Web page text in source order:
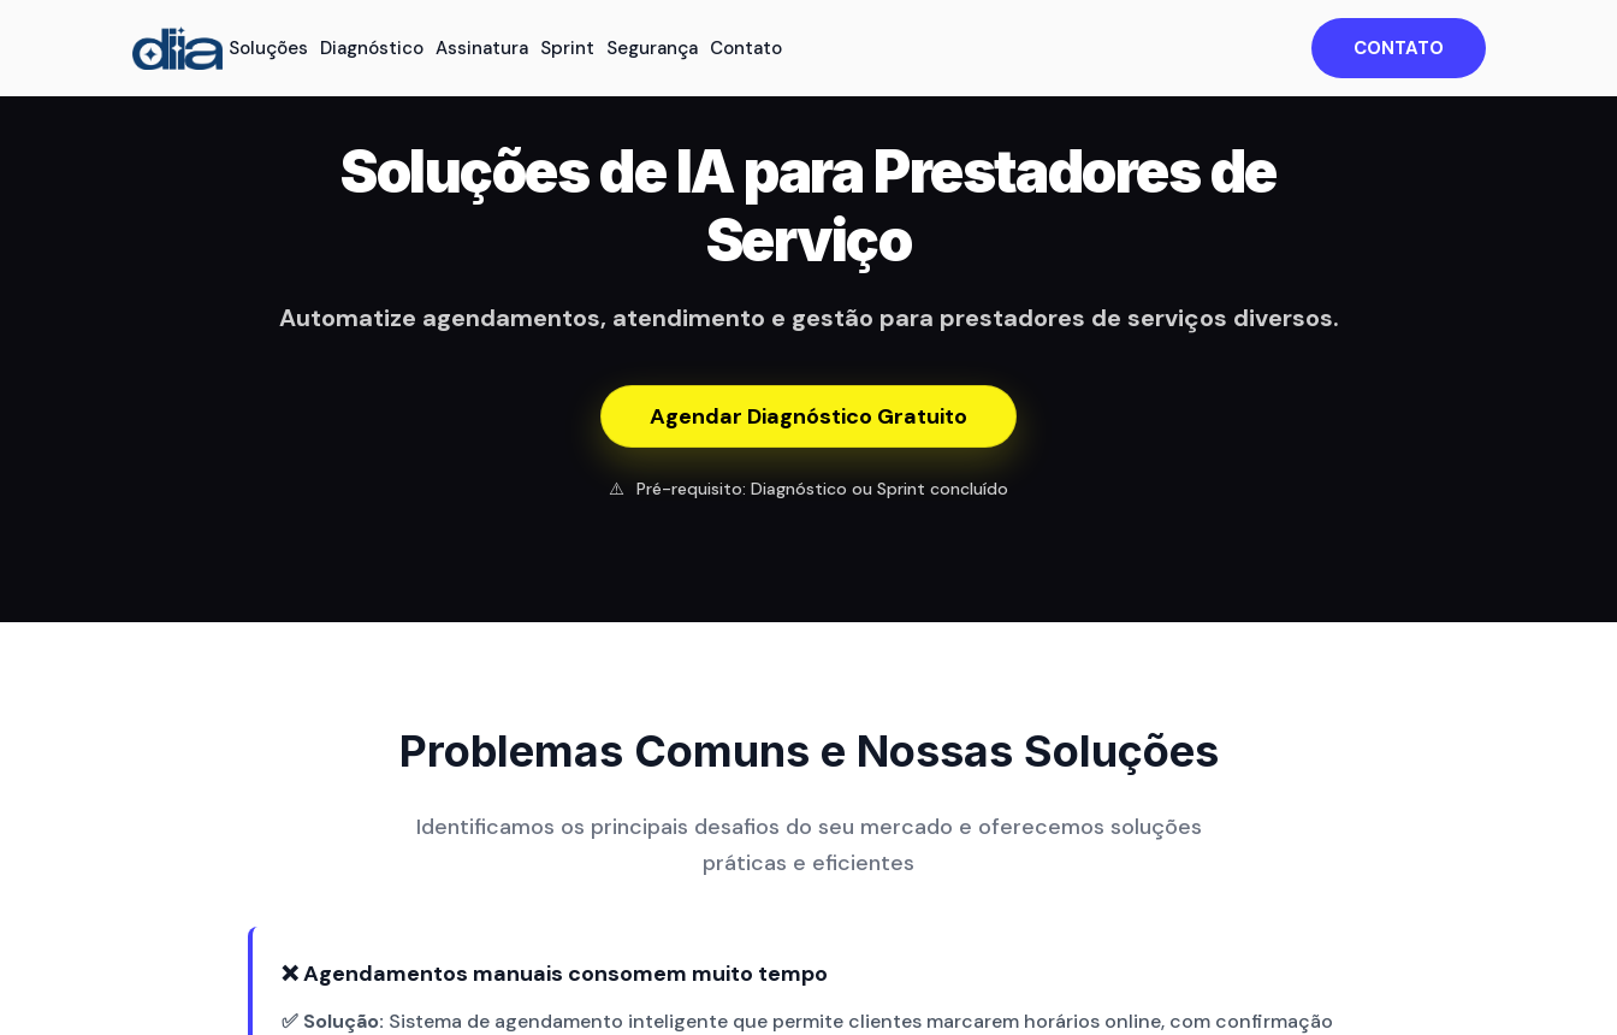
Soluções Diagnóstico Assinatura Sprint Segurança Contato CONTATO
Soluções de IA para Prestadores de
Serviço
Automatize agendamentos, atendimento e gestão para prestadores de serviços diversos.
Agendar Diagnóstico Gratuito
⚠️ Pré-requisito: Diagnóstico ou Sprint concluído
Problemas Comuns e Nossas Soluções
Identificamos os principais desafios do seu mercado e oferecemos soluções
práticas e eficientes
❌ Agendamentos manuais consomem muito tempo
✅ Solução: Sistema de agendamento inteligente que permite clientes marcarem horários online, com confirmação